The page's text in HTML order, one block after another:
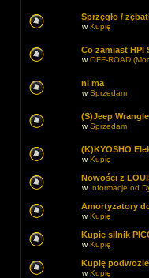
Sprzęgło /
wKupię
Co zamiast HPI
wOFF-ROAD
ni ma
wSprzedam
(S)Jeep
wSprzedam
(K)KYOSHO
wKupię
Nowości z
w Informacje od
Amortyzatory
wKupię
Kupie silnik
wKupię
Kupię
wKupię